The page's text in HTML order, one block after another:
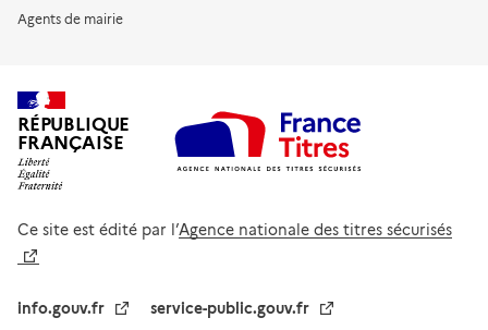
Agents de mairie
RÉPUBLIQUE
FRANÇAISE
Ce site est édité par l’Agence nationale des titres sécurisés
info.gouv.fr service-public.gouv.fr